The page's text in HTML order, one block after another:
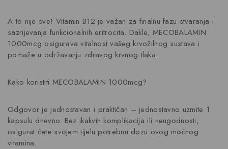
A to nije sve! Vitamin B12 je važan za finalnu fazu stvaranja i
sazrijevanja funkcionalnih eritrocita. Dakle, MECOBALAMIN
1000mcg osigurava vitalnost vašeg krvožilnog sustava i
pomaže u održavanju zdravog krvnog tlaka.
Kako koristiti MECOBALAMIN 1000mcg?
Odgovor je jednostavan i praktičan – jednostavno uzmite 1
kapsulu dnevno. Bez ikakvih komplikacija ili neugodnosti,
osigurat ćete svojem tijelu potrebnu dozu ovog moćnog
vitamina.